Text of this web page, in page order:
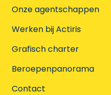
Onze agentschappen
Werken bij Actiris
Grafisch charter
Beroepenpanorama
Contact